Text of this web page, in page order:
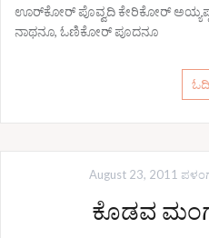
ಊರ್‌ಕೋರ್ ಪೊವ್ವದಿ ಕೇರಿಕೋರ್
ನಾಥನೂ, ಓಣಿಕೋರ್ ಪೂದನೂ
August 23, 2011
ಕೊಡವ